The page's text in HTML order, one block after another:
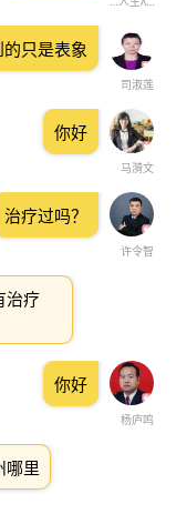
司淑莲
只是表象
马漪文
你好
许令智
治疗过吗？
治疗
杨庐鸣
你好
哪里